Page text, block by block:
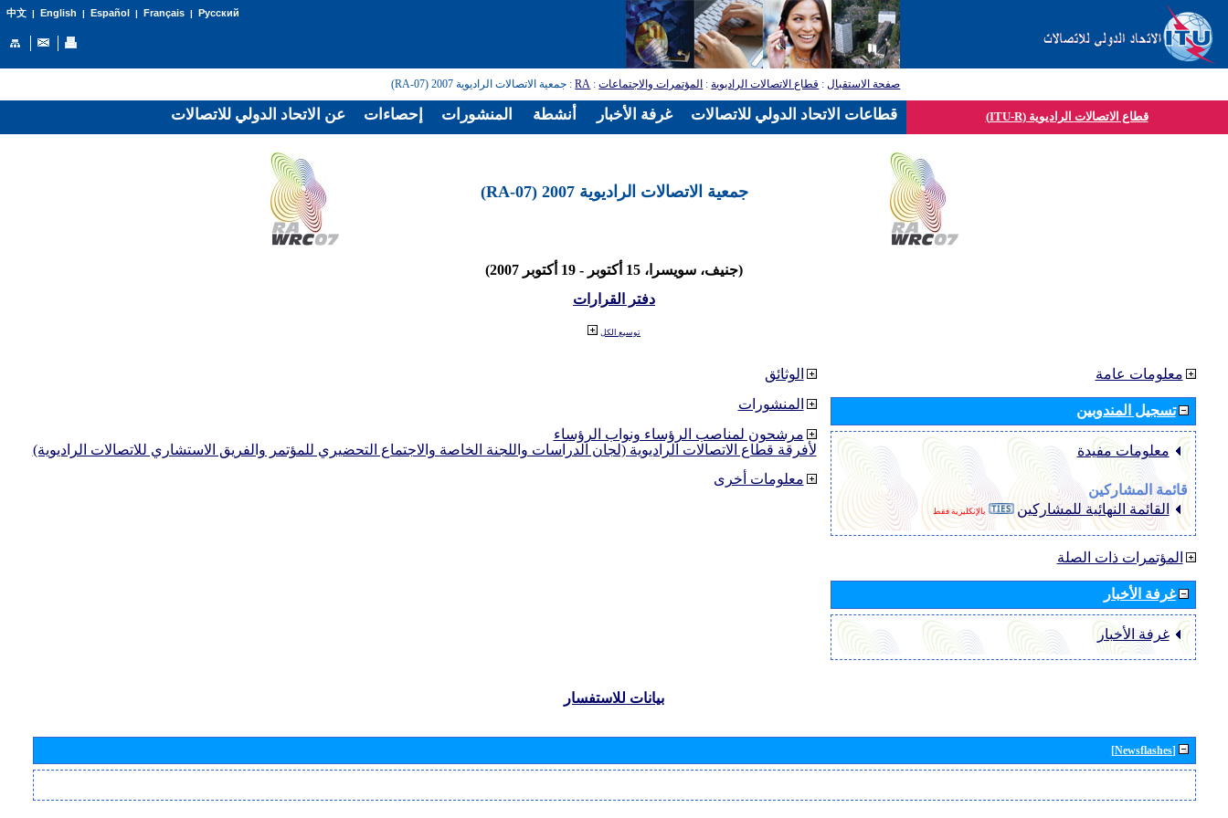
中文| English | Español | Français| Русский
صفحة الاستقبال: قطاع الاتصالات الراديوية: المؤتمرات والاجتماعات:
RA: جمعية الاتصالات الراديوية 2007 (RA-07)
قطاع الاتصالات الراديوية (ITU-R)
جمعية الاتصالات الراديوية 2007 (RA-07)
(جنيف، سويسرا، 15 أكتوبر - 19 أكتوبر 2007)
دفتر القرارات
توسيع الكل
الوثائق
المنشورات
مرشحون لمناصب الرؤساء ونواب الرؤساء
لأفرقة قطاع الاتصالات الراديوية (لجان الدراسات واللجنة الخاصة والاجتماع التحضيري للمؤتمر والفريق الاستشاري للاتصالات الراديوية)
معلومات أخرى
معلومات عامة
تسجيل المندوبين
معلومات مفيدة
قائمة المشاركين
القائمة النهائية للمشاركين
بالإنكليزية فقط
المؤتمرات ذات الصلة
غرفة الأخبار
غرفة الأخبار
بيانات للاستفسار
[Newsflashes]
عن الاتحاد الدولي للاتصالات إحصاءات المنشورات أنشطة غرفة الأخبار قطاعات الاتحاد الدولي للاتصالات